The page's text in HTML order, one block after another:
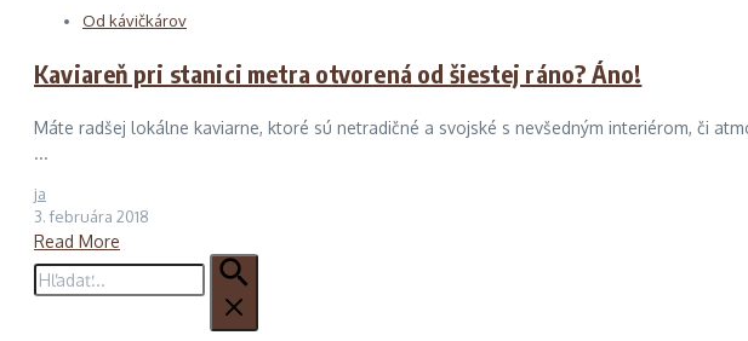
Od kávičkárov
Kaviareň pri stanici metra otvorená od šiestej ráno? Áno!
Máte radšej lokálne kaviarne, ktoré sú netradičné a svojské s nevšedným interiérom, či
...
ja
3. februára 2018
Read More
Hľadať: